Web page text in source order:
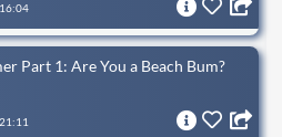
Part 1: Are You a Beach Bum?